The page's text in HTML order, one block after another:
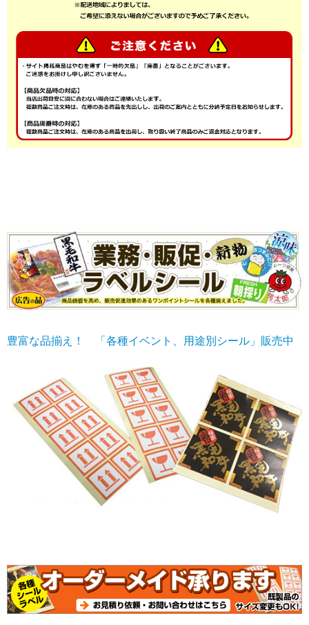
豊富な品揃え！ 「各種イベント、用途別シール」販売中